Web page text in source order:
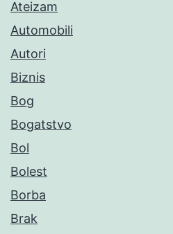
Ateizam
Automobili
Autori
Biznis
Bog
Bogatstvo
Bol
Bolest
Borba
Brak